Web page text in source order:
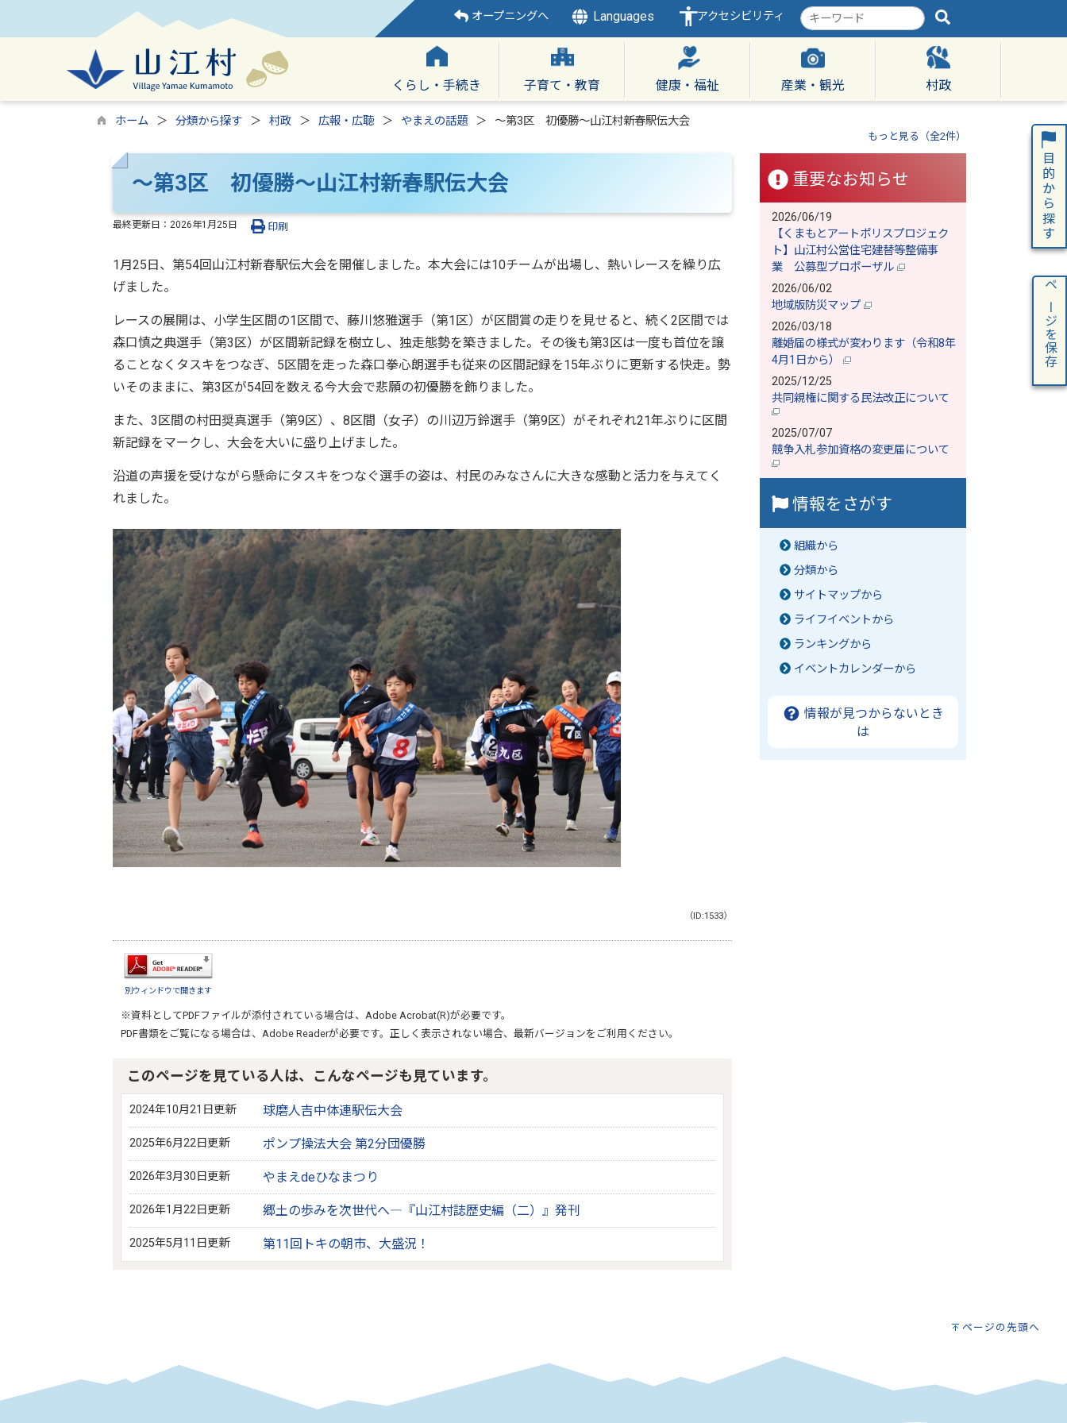
オープニングへ Languages アクセシビリティ
検
索
キ
ー
ワ
ー
くらし・手続き 子育て・教育 健康・福祉 産業・観光 村政
ホーム 分類から探す 村政 広報・広聴 やまえの話題 ～第3区 初優勝～山江村新春駅伝大会
もっと見る（全2件）
～第3区 初優勝～山江村新春駅伝大会
最終更新日： 2026年1月25日 印刷
1月25日、第54回山江村新春駅伝大会を開催しました。本大会には10チームが出場し、熱いレースを繰り広
げました。
レースの展開は、小学生区間の1区間で、藤川悠雅選手（第1区）が区間賞の走りを見せると、続く2区間では
森口慎之典選手（第3区）が区間新記録を樹立し、独走態勢を築きました。その後も第3区は一度も首位を譲
ることなくタスキをつなぎ、5区間を走った森口拳心朗選手も従来の区間記録を15年ぶりに更新する快走。勢
いそのままに、第3区が54回を数える今大会で悲願の初優勝を飾りました。
また、3区間の村田奨真選手（第9区）、8区間（女子）の川辺万鈴選手（第9区）がそれぞれ21年ぶりに区間
新記録をマークし、大会を大いに盛り上げました。
沿道の声援を受けながら懸命にタスキをつなぐ選手の姿は、村民のみなさんに大きな感動と活力を与えてく
れました。
（ID:1533）
別ウィンドウで開きます
※資料としてPDFファイルが添付されている場合は、 Adobe Acrobat(R)が必要です。
PDF書類をご覧になる場合は、 Adobe Readerが必要です。正しく表示されない場合、最新バージョンをご利用ください。
このページを見ている人は、こんなページも見ています。
2024年10月21日更新 球磨人吉中体連駅伝大会
2025年6月22日更新 ポンプ操法大会 第2分団優勝
2026年3月30日更新 やまえdeひなまつり
2026年1月22日更新 郷土の歩みを次世代へ―『山江村誌歴史編（二）』発刊
2025年5月11日更新 第11回トキの朝市、大盛況！
重要なお知らせ
2026/06/19
【くまもとアートポリスプロジェク
ト】山江村公営住宅建替等整備事
業 公募型プロポーザル
2026/06/02
地域版防災マップ
2026/03/18
離婚届の様式が変わります（令和8年
4月1日から）
2025/12/25
共同親権に関する民法改正について
2025/07/07
競争入札参加資格の変更届について
情報をさがす
組織から
分類から
サイトマップから
ライフイベントから
ランキングから
イベントカレンダーから
情報が見つからないとき
は
ページの先頭へ
ページを保存